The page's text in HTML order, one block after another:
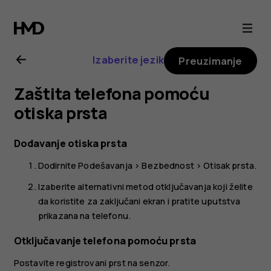
Uputstvo
za
korisnike
telefona
Nokia
C22
Izaberite jezik Preuzimanje
Zaštita telefona pomoću
otiska prsta
Dodavanje otiska prsta
DodirnitePodešavanja >Bezbednost >Otisak prsta.
Izaberite alternativni metod otključavanja koji želite
da koristite za zaključani ekran i pratite uputstva
prikazana na telefonu.
Otključavanje telefona pomoću prsta
Postavite registrovani prst na senzor.